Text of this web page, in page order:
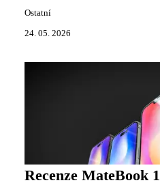
Ostatní
24. 05. 2026
Recenze MateBook